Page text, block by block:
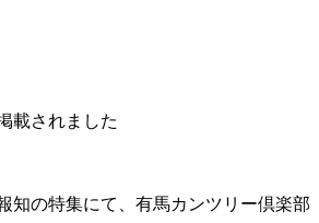
載されました
知の特集にて、有馬カンツリー倶楽部